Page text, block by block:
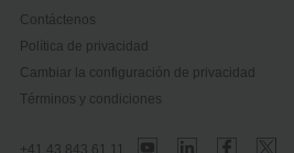
Contáctenos
Política de privacidad
Cambiar la configuración de privacidad
Términos y condiciones
+41 43 843 61 11